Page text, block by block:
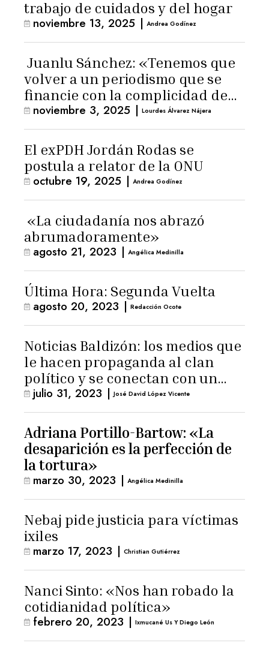
trabajo de cuidados y del hogar
noviembre 13, 2025 | Andrea Godínez
Juanlu Sánchez: «Tenemos que
volver a un periodismo que se
financie con la complicidad de
los lectores»
noviembre 3, 2025 | Lourdes Álvarez Nájera
El exPDH Jordán Rodas se
postula a relator de la ONU
octubre 19, 2025 | Andrea Godínez
«La ciudadanía nos abrazó
abrumadoramente»
agosto 21, 2023 | Angélica Medinilla
Última Hora: Segunda Vuelta
agosto 20, 2023 | Redacción Ocote
Noticias Baldizón: los medios que
le hacen propaganda al clan
político y se conectan con un
hombre de confianza de
Giammattei
julio 31, 2023 | José David López Vicente
Adriana Portillo-Bartow: «La
desaparición es la perfección de
la tortura»
marzo 30, 2023 | Angélica Medinilla
Nebaj pide justicia para víctimas
ixiles
marzo 17, 2023 | Christian Gutiérrez
Nanci Sinto: «Nos han robado la
cotidianidad política»
febrero 20, 2023 | Ixmucané Us Y Diego León